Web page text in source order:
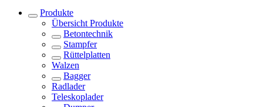
Produkte
Übersicht Produkte
Betontechnik
Stampfer
Rüttelplatten
Walzen
Bagger
Radlader
Teleskoplader